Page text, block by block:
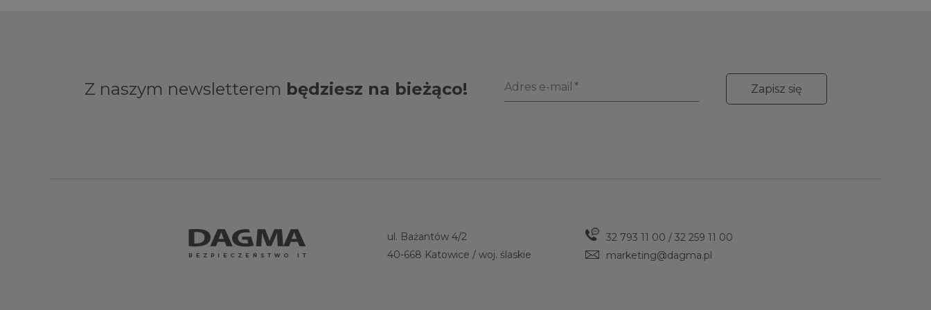
Z naszym newsletterem będziesz na bieżąco! Adres e-mail Zapisz się
ul. Bażantów 4/2
40-668 Katowice / woj. ślaskie
32 793 11 00 /32 259 11 00
marketing@dagma.pl